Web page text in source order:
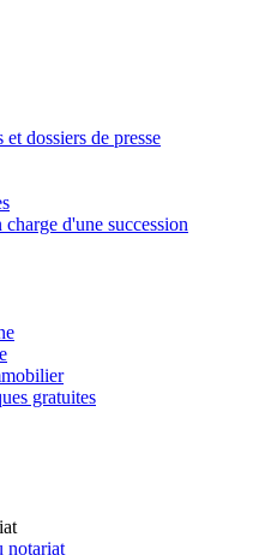
dossiers de presse
d'une succession
gratuites
notariat